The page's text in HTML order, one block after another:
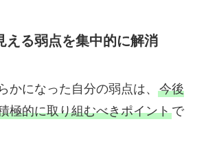
える弱点を集中的に解消
かになった自分の弱点は、 今後
極的に取り組むべきポイントで